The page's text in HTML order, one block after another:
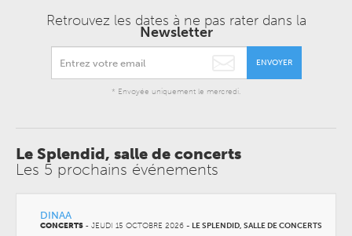
Retrouvez les dates à ne pas rater dans la
Newsletter
ENVOYER
* Envoyée uniquement le mercredi.
Le Splendid, salle de concerts
Les 5 prochains événements
DINAA
CONCERTS - JEUDI 15 OCTOBRE 2026 - LE SPLENDID, SALLE DE CONCERTS